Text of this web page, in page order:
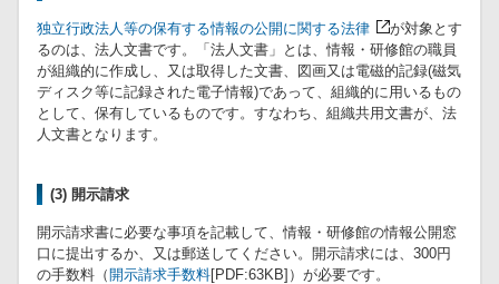
独立行政法人等の保有する情報の公開に関する法律
が対象とす
るのは、法人文書です。「法人文書」とは、情報・研修館の職員
が組織的に作成し、又は取得した文書、図画又は電磁的記録(磁気
ディスク等に記録された電子情報)であって、組織的に用いるもの
として、保有しているものです。すなわち、組織共用文書が、法
人文書となります。
(3) 開示請求
開示請求書に必要な事項を記載して、情報・研修館の情報公開窓
口に提出するか、又は郵送してください。開示請求には、300円
の手数料（ 開示請求手数料[PDF:63KB]）が必要です。